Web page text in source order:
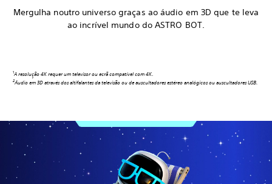
Mergulha noutro universo graças ao áudio em 3D que te leva
ao incrível mundo do ASTRO BOT.
1A resolução 4K requer um televisor ou ecrã compatível com 4K.
2Áudio em 3D através dos altifalantes da televisão ou de auscultadores estéreo analógicos ou auscultadores USB.